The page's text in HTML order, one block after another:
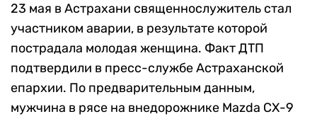
23 мая в Астрахани священнослужитель стал
участником аварии, в результате которой
пострадала молодая женщина. Факт ДТП
подтвердили в пресс-службе Астраханской
епархии. По предварительным данным,
мужчина в рясе на внедорожнике Mazda СХ-9